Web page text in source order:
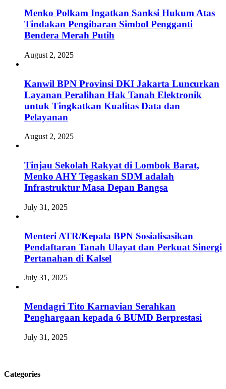
Menko Polkam Ingatkan Sanksi Hukum Atas
Tindakan Pengibaran Simbol Pengganti
Bendera Merah Putih
August 2, 2025
Kanwil BPN Provinsi DKI Jakarta Luncurkan
Layanan Peralihan Hak Tanah Elektronik
untuk Tingkatkan Kualitas Data dan
Pelayanan
August 2, 2025
Tinjau Sekolah Rakyat di Lombok Barat,
Menko AHY Tegaskan SDM adalah
Infrastruktur Masa Depan Bangsa
July 31, 2025
Menteri ATR/Kepala BPN Sosialisasikan
Pendaftaran Tanah Ulayat dan Perkuat Sinergi
Pertanahan di Kalsel
July 31, 2025
Mendagri Tito Karnavian Serahkan
Penghargaan kepada 6 BUMD Berprestasi
July 31, 2025
Categories